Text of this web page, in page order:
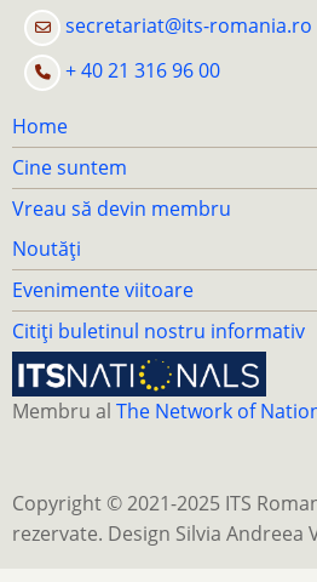
secretariat@its-romania.ro
+ 40 21 316 96 00
Home
Cine suntem
Vreau să devin membru
Noutăți
Evenimente viitoare
Citiți buletinul nostru informativ
Membru al The Network of
Copyright © 2021-2025 ITS
rezervate. Design Silvia Andreea